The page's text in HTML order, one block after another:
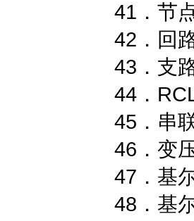
41
42
43
44
45
46．
47
48